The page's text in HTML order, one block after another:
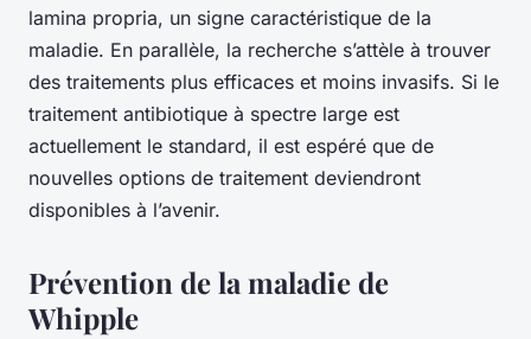
lamina propria, un signe caractéristique de la
maladie. En parallèle, la recherche s’attèle à trouver
des traitements plus efficaces et moins invasifs. Si le
traitement antibiotique à spectre large est
actuellement le standard, il est espéré que de
nouvelles options de traitement deviendront
disponibles à l’avenir.
Prévention de la maladie de
Whipple